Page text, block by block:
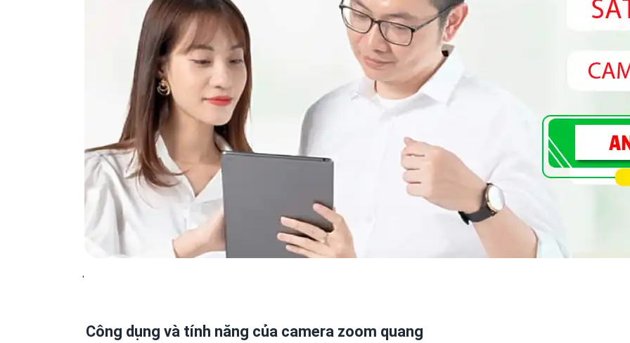
'
Công dụng và tính năng của camera zoom quang